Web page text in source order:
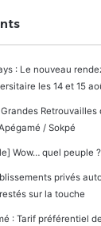
: Le nouveau
les 14 et 15
Retrouvailles
/ Sokpé
Wow… quel peuple ?
privés
sur la touche
: Tarif préférentiel